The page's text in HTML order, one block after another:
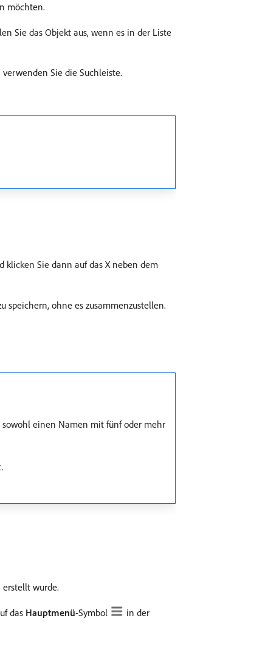
möchten.
Sie das Objekt aus, wenn es in der Liste
Sie die Suchleiste.
Sie dann auf das X neben dem
speichern, ohne es zusammenzustellen.
einen Namen mit fünf oder mehr
wurde.
das Hauptmenü-Symbol
in der